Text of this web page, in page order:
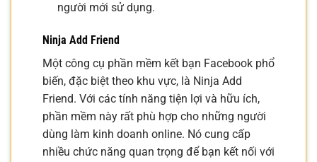
người mới sử dụng.
Ninja Add Friend
Một công cụ phần mềm kết bạn Facebook phổ
biến, đặc biệt theo khu vực, là Ninja Add
Friend. Với các tính năng tiện lợi và hữu ích,
phần mềm này rất phù hợp cho những người
dùng làm kinh doanh online. Nó cung cấp
nhiều chức năng quan trọng để bạn kết nối với